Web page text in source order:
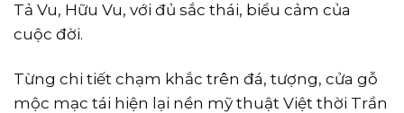
Tả Vu, Hữu Vu, với đủ sắc thái, biểu cảm của
cuộc đời.
Từng chi tiết chạm khắc trên đá, tượng, cửa gỗ
mộc mạc tái hiện lại nền mỹ thuật Việt thời Trần